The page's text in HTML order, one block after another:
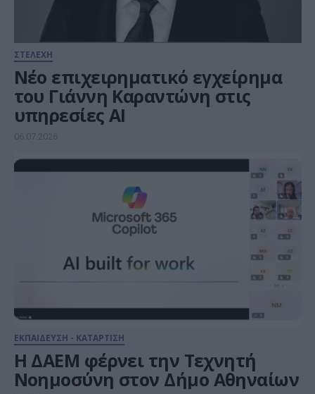
ΣΤΕΛΕΧΗ
Νέο επιχειρηματικό εγχείρημα
του Γιάννη Καραντώνη στις
υπηρεσίες ΑΙ
06.07.2026
ΕΚΠΑΙΔΕΥΣΗ - ΚΑΤΑΡΤΙΣΗ
Η ΔΑΕΜ φέρνει την Τεχνητή
Νοημοσύνη στον Δήμο Αθηναίων